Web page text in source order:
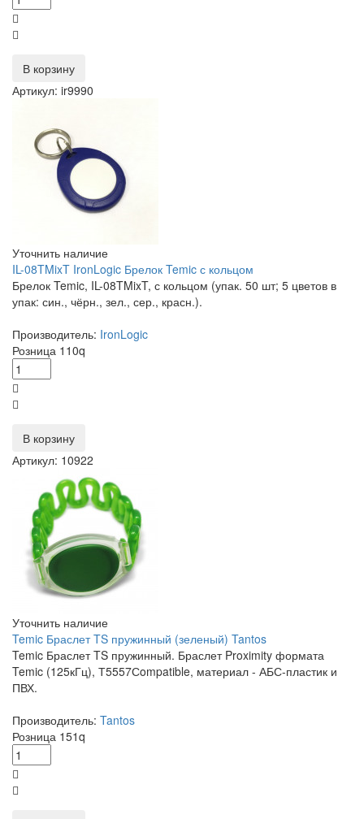
В корзину
Артикул: ir9990
Уточнить наличие
IL-08TMixT IronLogic Брелок Temic с кольцом
Брелок Temic, IL-08TMixT, с кольцом (упак. 50 шт; 5 цветов в
упак: син., чёрн., зел., сер., красн.).
Производитель: IronLogic
Розница 110q
В корзину
Артикул: 10922
Уточнить наличие
Temic Браслет TS пружинный (зеленый) Tantos
Temic Браслет TS пружинный. Браслет Proximity формата
Temic (125кГц), Т5557Сompatible, материал - АБС-пластик и
ПВХ.
Производитель: Tantos
Розница 151q